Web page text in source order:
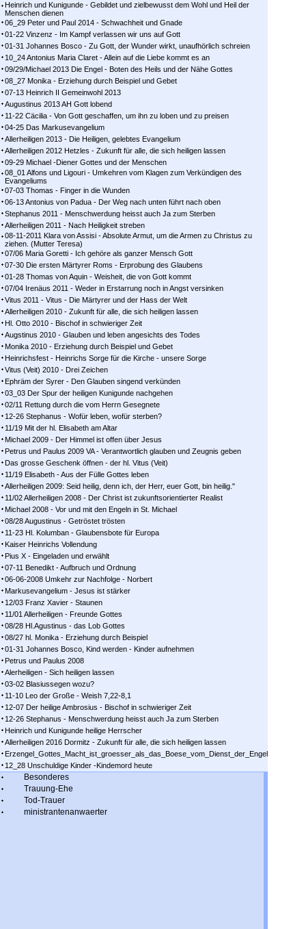
Heinrich und Kunigunde - Gebildet und zielbewusst dem Wohl und Heil der
Menschen dienen
06_29 Peter und Paul 2014 - Schwachheit und Gnade
01-22 Vinzenz - Im Kampf ver­las­sen wir uns auf Gott
01-31 Johannes Bosco - Zu Gott, der Wunder wirkt, unaufhörlich schreien
10_24 Antonius Maria Claret - Allein auf die Liebe kommt es an
09/29/Michael 2013 Die Engel - Boten des Heils und der Nähe Gottes
08_27 Monika - Erziehung durch Beispiel und Gebet
07-13 Heinrich II Gemeinwohl 2013
Augustinus 2013 AH Gott lobend
11-22 Cäcilia - Von Gott geschaffen, um ihn zu loben und zu preisen
04-25 Das Markusevangelium
Allerheiligen 2013 - Die Heiligen, gelebtes Evangelium
Allerheiligen 2012 Hetzles - Zukunft für alle, die sich heiligen lassen
09-29 Michael -Diener Gottes und der Menschen
08_01 Alfons und Ligouri - Umkehren vom Klagen zum Verkündigen des
Evangeliums
07-03 Thomas - Finger in die Wunden
06-13 Antonius von Padua - Der Weg nach unten führt nach oben
Stephanus 2011 - Menschwerdung heisst auch Ja zum Sterben
Allerheiligen 2011 - Nach Heiligkeit streben
08-11-2011 Klara von Assisi - Absolute Armut, um die Armen zu Christus zu
ziehen. (Mutter Teresa)
07/06 Maria Goretti - Ich gehöre als ganzer Mensch Gott
07-30 Die ersten Märtyrer Roms - Erprobung des Glaubens
01-28 Thomas von Aquin - Weisheit, die von Gott kommt
07/04 Irenäus 2011 - Weder in Erstarrung noch in Angst versinken
Vitus 2011 - Vitus - Die Märtyrer und der Hass der Welt
Allerheiligen 2010 - Zukunft für alle, die sich heiligen lassen
Hl. Otto 2010 - Bischof in schwieriger Zeit
Augstinus 2010 - Glauben und leben angesichts des Todes
Monika 2010 - Erziehung durch Beispiel und Gebet
Heinrichsfest - Heinrichs Sorge für die Kirche - unsere Sorge
Vitus (Veit) 2010 - Drei Zeichen
Ephräm der Syrer - Den Glauben singend verkünden
03_03 Der Spur der heiligen Kunigunde nachgehen
02/11 Rettung durch die vom Herrn Gesegnete
12-26 Stephanus - Wofür leben, wofür sterben?
11/19 Mit der hl. Elisabeth am Altar
Michael 2009 - Der Himmel ist offen über Jesus
Petrus und Paulus 2009 VA - Verantwortlich glauben und Zeugnis geben
Das grosse Geschenk öffnen - der hl. Vitus (Veit)
11/19 Elisabeth - Aus der Fülle Gottes leben
Allerheiligen 2009: Seid heilig, denn ich, der Herr, euer Gott, bin heilig."
11/02 Allerheiligen 2008 - Der Christ ist zukunftsorientierter Realist
Michael 2008 - Vor und mit den Engeln in St. Michael
08/28 Augustinus - Getröstet trösten
11-23 Hl. Kolumban - Glaubensbote für Europa
Kaiser Heinrichs Vollendung
Pius X - Eingeladen und erwählt
07-11 Benedikt - Aufbruch und Ordnung
06-06-2008 Umkehr zur Nachfolge - Norbert
Markusevangelium - Jesus ist stärker
12/03 Franz Xavier - Staunen
11/01 Allerheiligen - Freunde Gottes
08/28 Hl.Agustinus - das Lob Gottes
08/27 hl. Monika - Erziehung durch Beispiel
01-31 Johannes Bosco, Kind werden - Kinder aufnehmen
Petrus und Paulus 2008
Alerheiligen - Sich heiligen lassen
03-02 Blasiussegen wozu?
11-10 Leo der Große - Weish 7,22-8,1
12-07 Der heilige Ambrosius - Bischof in schwieriger Zeit
12-26 Stephanus - Menschwerdung heisst auch Ja zum Sterben
Heinrich und Kunigunde heilige Herrscher
Allerheiligen 2016 Dormitz - Zukunft für alle, die sich heiligen lassen
Erzengel_Gottes_Macht_ist_groesser_als_das_Boese_vom_Dienst_der_Engel
12_28 Unschuldige Kinder -Kindemord heute
Besonderes
Trauung-Ehe
Tod-Trauer
ministrantenanwaerter